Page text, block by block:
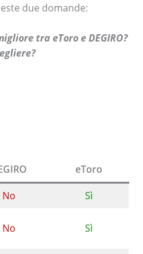
due domande:
tra eToro e DEGIRO?
eToro
No
Sì
No Sì